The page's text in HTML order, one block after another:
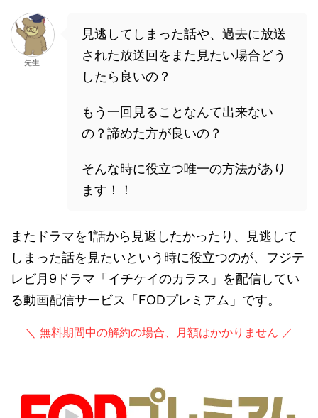
先生
見逃してしまった話や、過去に放送
された放送回をまた見たい場合どう
したら良いの？
もう一回見ることなんて出来ない
の？諦めた方が良いの？
そんな時に役立つ唯一の方法があり
ます！！
またドラマを1話から見返したかったり、見逃して
しまった話を見たいという時に役立つのが、フジテ
レビ月9ドラマ「イチケイのカラス」を配信してい
る動画配信サービス「FODプレミアム」です。
＼ 無料期間中の解約の場合、月額はかかりません ／